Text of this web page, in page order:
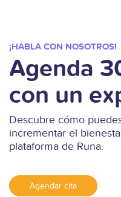
¡HABLA CON NOSOTROS!
Agenda
con un
Descubre cómo
incrementar el
plataforma de Runa.
Agendar cita